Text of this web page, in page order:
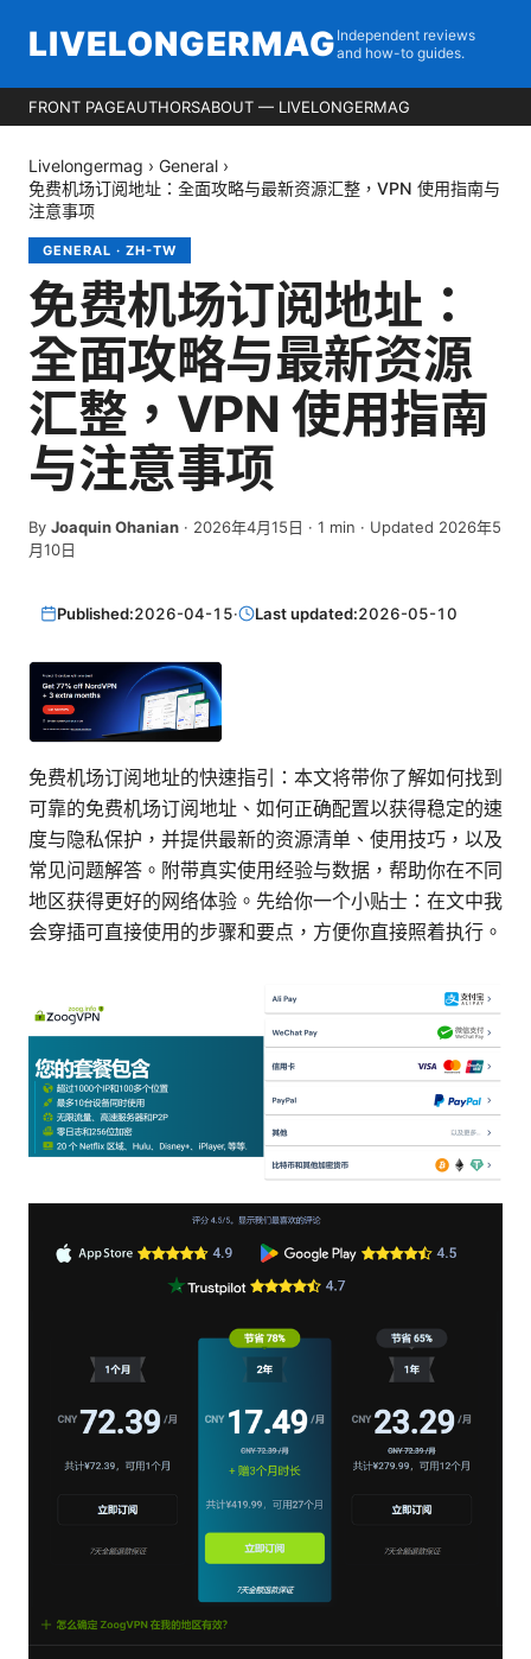
LIVELONGERMAG Independent reviews
and how-to guides.
FRONT PAGEAUTHORSABOUT — LIVELONGERMAG
Livelongermag › General ›
免费机场订阅地址：全面攻略与最新资源汇整，VPN 使用指南与
注意事项
GENERAL · ZH-TW
免费机场订阅地址：
全面攻略与最新资源
汇整，VPN 使用指南
与注意事项
By Joaquin Ohanian · 2026年4月15日 · 1 min · Updated 2026年5
月10日
Published:2026-04-15· Last updated:2026-05-10
免费机场订阅地址的快速指引：本文将带你了解如何找到
可靠的免费机场订阅地址、如何正确配置以获得稳定的速
度与隐私保护，并提供最新的资源清单、使用技巧，以及
常见问题解答。附带真实使用经验与数据，帮助你在不同
地区获得更好的网络体验。先给你一个小贴士：在文中我
会穿插可直接使用的步骤和要点，方便你直接照着执行。